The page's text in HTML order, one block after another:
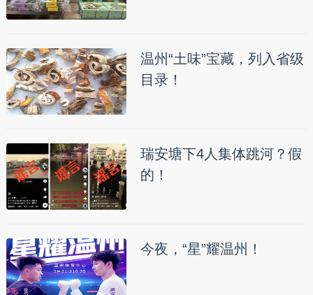
温州“土味”宝藏，列入省级
目录！
瑞安塘下4人集体跳河？假
的！
今夜，“星”耀温州！